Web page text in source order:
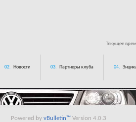
Текущее
02. Новости 03. Партнеры клуба 04.
Powered by vBulletin™ Version 4.0.3